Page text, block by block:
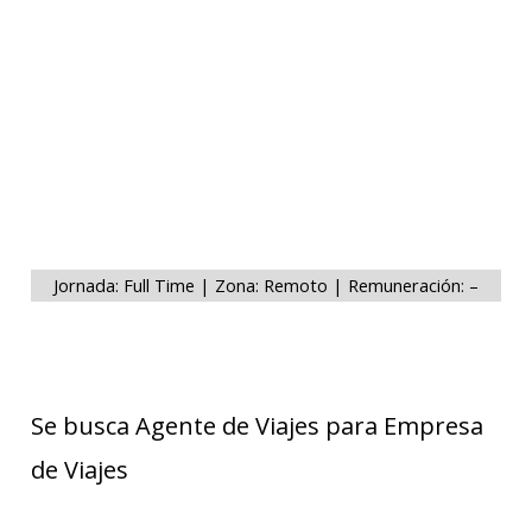
Jornada: Full Time | Zona: Remoto | Remuneración: –
Se busca Agente de Viajes para Empresa
de Viajes